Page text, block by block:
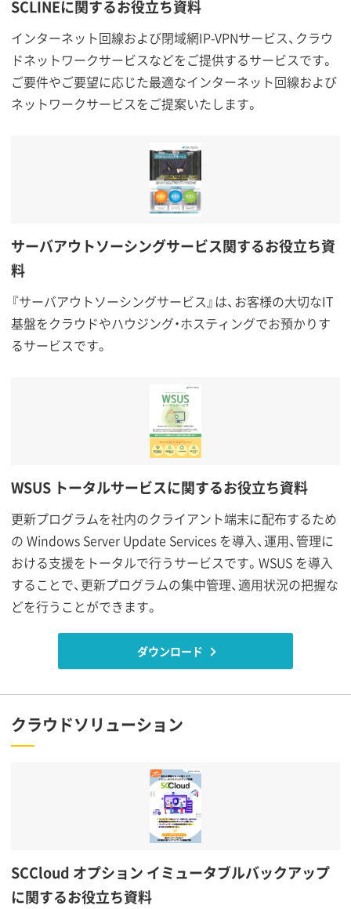
SCLINEに関するお役立ち資料
インターネット回線および閉域網IP-VPNサービス、クラウ
ドネットワークサービスなどをご提供するサービスです。
ご要件やご要望に応じた最適なインターネット回線および
ネットワークサービスをご提案いたします。
サーバアウトソーシングサービス関するお役立ち資
料
『サーバアウトソーシングサービス』は、お客様の大切なIT
基盤をクラウドやハウジング・ホスティングでお預かりす
るサービスです。
WSUS トータルサービスに関するお役立ち資料
更新プログラムを社内のクライアント端末に配布するため
の Windows Server Update Services を導入、運用、管理に
おける支援をトータルで行うサービスです。WSUS を導入
することで、更新プログラムの集中管理、適用状況の把握な
どを行うことができます。
ダウンロード
クラウドソリューション
SCCloud オプション イミュータブルバックアップ
に関するお役立ち資料